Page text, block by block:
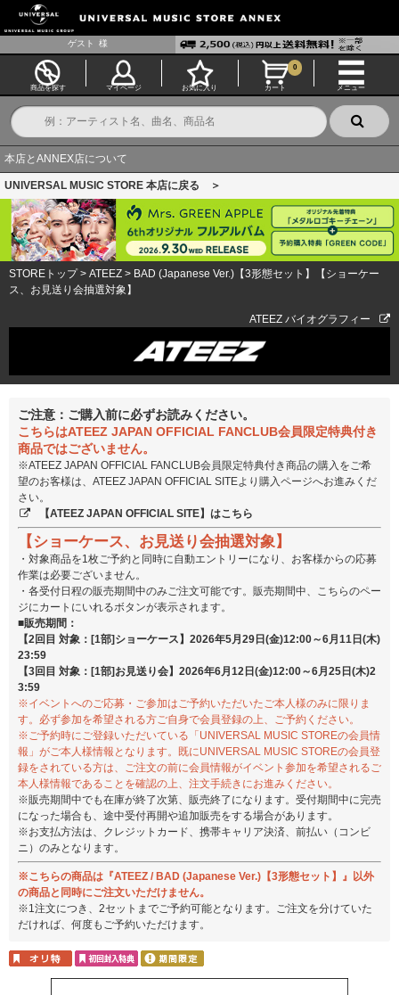
ゲスト 様
商品を探す マイページ お気に入り カート
0
メニュー
本店とANNEX店について
UNIVERSAL MUSIC STORE 本店に戻る ＞
STOREトップ> ATEEZ > BAD (Japanese Ver.)【3形態セット】【ショーケー
ス、お見送り会抽選対象】
ATEEZ バイオグラフィー
ご注意：ご購入前に必ずお読みください。
こちらはATEEZ JAPAN OFFICIAL FANCLUB会員限定特典付き
商品ではございません。
※ATEEZ JAPAN OFFICIAL FANCLUB会員限定特典付き商品の購入をご希
望のお客様は、ATEEZ JAPAN OFFICIAL SITEより購入ページへお進みくだ
さい。
【ATEEZ JAPAN OFFICIAL SITE】はこちら
【ショーケース、お見送り会抽選対象】
・対象商品を1枚ご予約と同時に自動エントリーになり、お客様からの応募
作業は必要ございません。
・各受付日程の販売期間中のみご注文可能です。販売期間中、こちらのペー
ジにカートにいれるボタンが表示されます。
■販売期間：
【2回目 対象：[1部]ショーケース】2026年5月29日(金)12:00～6月11日(木)
23:59
【3回目 対象：[1部]お見送り会】2026年6月12日(金)12:00～6月25日(木)2
3:59
※イベントへのご応募・ご参加はご予約いただいたご本人様のみに限りま
す。必ず参加を希望される方ご自身で会員登録の上、ご予約ください。
※ご予約時にご登録いただいている「UNIVERSAL MUSIC STOREの会員情
報」がご本人様情報となります。既にUNIVERSAL MUSIC STOREの会員登
録をされている方は、ご注文の前に会員情報がイベント参加を希望されるご
本人様情報であることを確認の上、注文手続きにお進みください。
※販売期間中でも在庫が終了次第、販売終了になります。受付期間中に完売
になった場合も、途中受付再開や追加販売をする場合があります。
※お支払方法は、クレジットカード、携帯キャリア決済、前払い（コンビ
ニ）のみとなります。
※こちらの商品は『ATEEZ / BAD (Japanese Ver.)【3形態セット】』以外
の商品と同時にご注文いただけません。
※1注文につき、2セットまでご予約可能となります。ご注文を分けていた
だければ、何度もご予約いただけます。